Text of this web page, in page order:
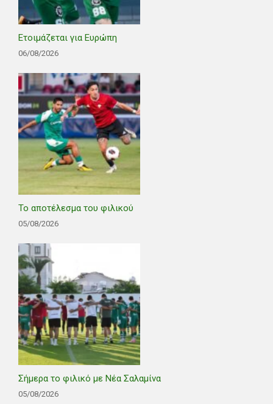
Ετοιμάζεται για Ευρώπη
06/08/2026
Το αποτέλεσμα του φιλικού
05/08/2026
Σήμερα το φιλικό με Νέα Σαλαμίνα
05/08/2026